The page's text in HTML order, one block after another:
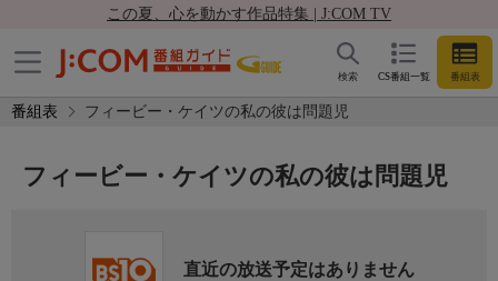
この夏、心を動かす作品特集 | J:COM TV
CS番組一覧 番組表
検索
番組表 フィービー・ケイツの私の彼は問題児
フィービー・ケイツの私の彼は問題児
直近の放送予定はありません